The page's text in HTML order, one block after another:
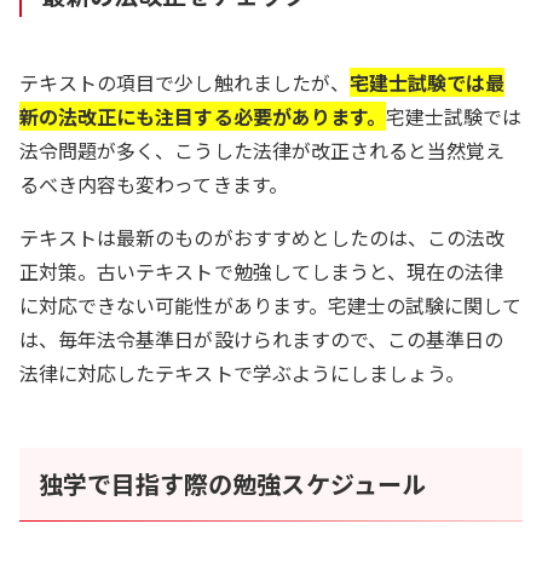
テキストの項目で少し触れましたが、 宅建士試験では最
新の法改正にも注目する必要があります。 宅建士試験では
法令問題が多く、こうした法律が改正されると当然覚え
るべき内容も変わってきます。
テキストは最新のものがおすすめとしたのは、この法改
正対策。古いテキストで勉強してしまうと、現在の法律
に対応できない可能性があります。宅建士の試験に関して
は、毎年法令基準日が設けられますので、この基準日の
法律に対応したテキストで学ぶようにしましょう。
独学で目指す際の勉強スケジュール